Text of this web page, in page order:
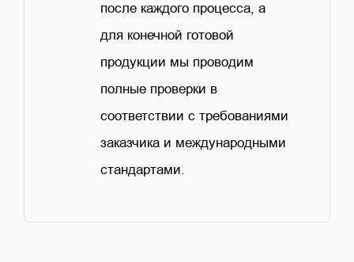
после каждого процесса, а
для конечной готовой
продукции мы проводим
полные проверки в
соответствии с требованиями
заказчика и международными
стандартами.